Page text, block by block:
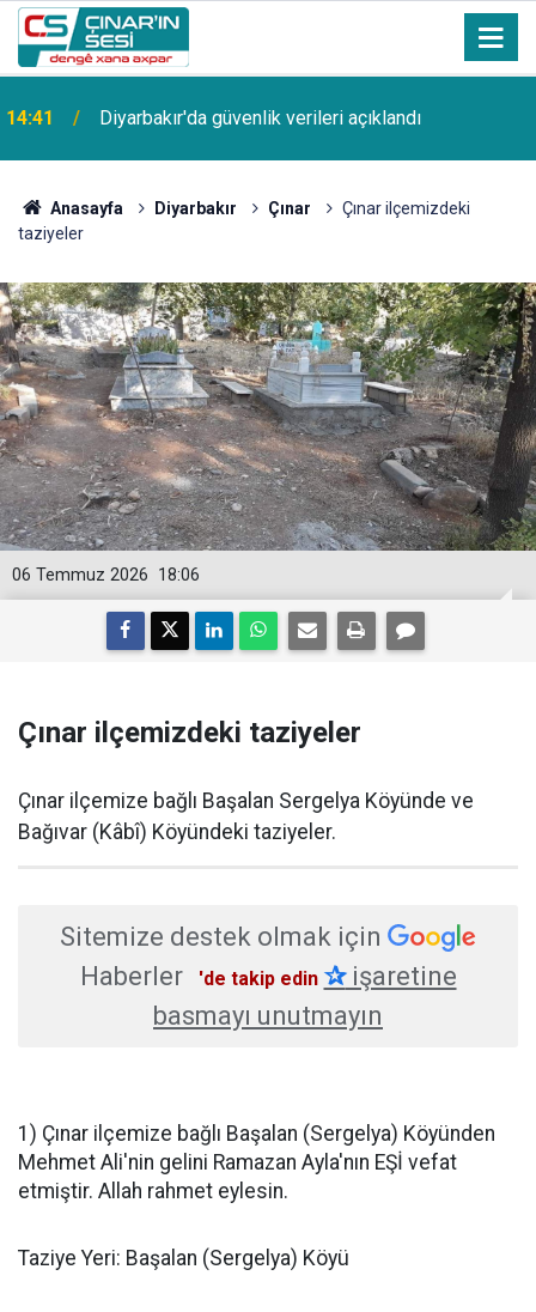
14:41 Diyarbakır'da güvenlik verileri açıklandı
Anasayfa Diyarbakır Çınar
Çınar ilçemizdeki
taziyeler
18:06
06 Temmuz 2026
Çınar ilçemizdeki taziyeler
Çınar ilçemize bağlı Başalan Sergelya Köyünde ve
Bağıvar (Kâbî) Köyündeki taziyeler.
Sitemize destek olmak için
Haberler
'de takip edin ✰işaretine
basmayı unutmayın
1) Çınar ilçemize bağlı Başalan (Sergelya) Köyünden
Mehmet Ali'nin gelini Ramazan Ayla'nın EŞİ vefat
etmiştir. Allah rahmet eylesin.
Taziye Yeri: Başalan (Sergelya) Köyü